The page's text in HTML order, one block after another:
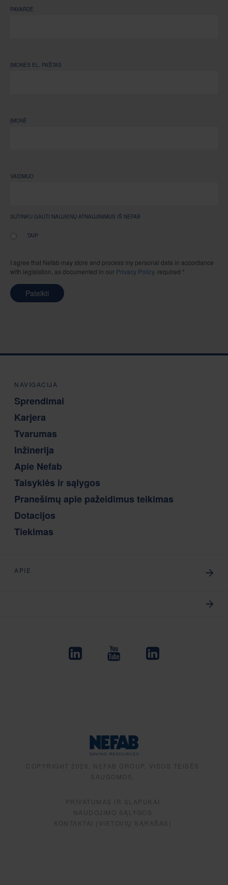
PAVARDĖ
ĮMONĖS EL. PAŠTAS
ĮMONĖ
VAIDMUO
SUTINKU GAUTI NAUJIENŲ ATNAUJINIMUS IŠ NEFAB
TAIP
I agree that Nefab may store and process my personal data in accordance
with legislation, as documented in our Privacy Policy. required *
Pateikti
NAVIGACIJA
Sprendimai
Karjera
Tvarumas
Inžinerija
Apie Nefab
Taisyklės ir sąlygos
Pranešimų apie pažeidimus teikimas
Dotacijos
Tiekimas
APIE
COPYRIGHT 2026, NEFAB GROUP, VISOS TEISĖS
SAUGOMOS.
PRIVATUMAS IR SLAPUKAI
NAUDOJIMO SĄLYGOS
KONTAKTAI (VIETOVIŲ SĄRAŠAS)